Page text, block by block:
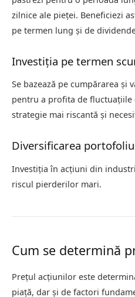
zilnice ale pieței. Beneficiezi
pe termen lung și de
Investiția pe termen
Se bazează pe cumpărarea și
pentru a profita de fluctuațiile
strategie mai riscantă și
Diversificarea
Investiția în acțiuni din
riscul pierderilor mari.
Cum se determină
Prețul acțiunilor este
piață, dar și de factori